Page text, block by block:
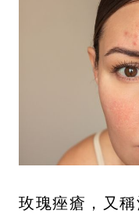
玫瑰痤瘡，又